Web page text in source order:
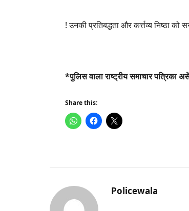
! उनकी प्रतिबद्धता और कर्त्तव्य निष्ठा
*पुलिस वाला राष्ट्रीय समाचार पत्रिका
Share this:
Policewala